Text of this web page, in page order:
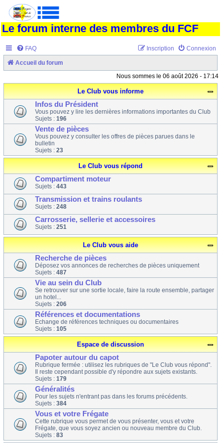
Le forum interne des membres du FCF
FAQ Connexion
Inscription
Accueil du forum
Nous sommes le 06 août 2026 - 17:14
Le Club vous informe
Infos du Président
Vous pouvez y lire les dernières informations importantes du Club
Sujets : 196
Vente de pièces
Vous pouvez y consulter les offres de pièces parues dans le
bulletin
Sujets : 23
Le Club vous répond
Compartiment moteur
Sujets : 443
Transmission et trains roulants
Sujets : 248
Carrosserie, sellerie et accessoires
Sujets : 251
Le Club vous aide
Recherche de pièces
Déposez vos annonces de recherches de pièces uniquement
Sujets : 487
Vie au sein du Club
Se retrouver sur une sortie locale, faire la route ensemble, partager
un hotel...
Sujets : 206
Références et documentations
Echange de références techniques ou documentaires
Sujets : 105
Espace de discussion
Papoter autour du capot
Rubrique fermée : utilisez les rubriques de "Le Club vous répond".
Il reste cependant possible d'y répondre aux sujets existants.
Sujets : 179
Généralités
Pour les sujets n'entrant pas dans les forums précédents.
Sujets : 384
Vous et votre Frégate
Cette rubrique vous permet de vous présenter, vous et votre
Frégate, que vous soyez ancien ou nouveau membre du Club.
Sujets : 83